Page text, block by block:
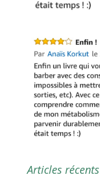
Articles récents